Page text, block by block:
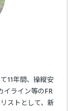
11年間、操縦安
イライン等のFR
ストとして、新